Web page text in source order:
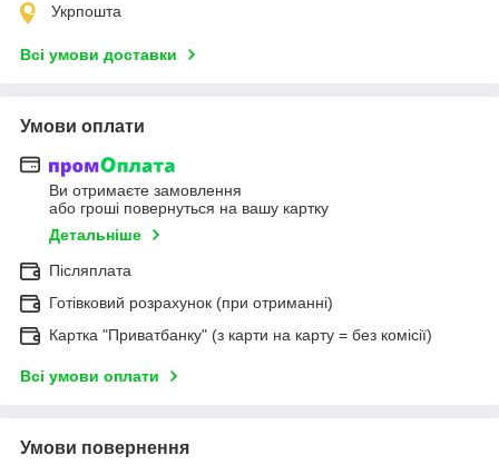
Укрпошта
Всі умови доставки
Умови оплати
Ви отримаєте замовлення
або гроші повернуться на вашу картку
Детальніше
Післяплата
Готівковий розрахунок (при отриманні)
Картка "Приватбанку" (з карти на карту = без комісії)
Всі умови оплати
Умови повернення